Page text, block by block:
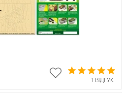
1 ВІДГУК